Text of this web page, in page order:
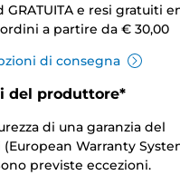
e resi gratuiti
a partire da € 30,00
di consegna
del produttore*
di una garanzia del
Warranty
previste eccezioni.